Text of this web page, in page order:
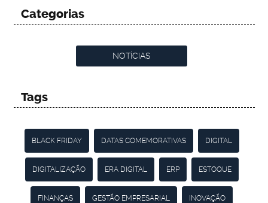
Categorias
NOTÍCIAS
Tags
BLACK FRIDAY DATAS COMEMORATIVAS DIGITAL
DIGITALIZAÇÃO ERA DIGITAL ERP ESTOQUE
FINANÇAS GESTÃO EMPRESARIAL INOVAÇÃO